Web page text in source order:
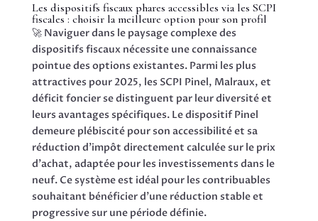
Les dispositifs fiscaux phares accessibles via les SCPI
fiscales : choisir la meilleure option pour son profil
🚀 Naviguer dans le paysage complexe des
dispositifs fiscaux nécessite une connaissance
pointue des options existantes. Parmi les plus
attractives pour 2025, les SCPI Pinel, Malraux, et
déficit foncier se distinguent par leur diversité et
leurs avantages spécifiques. Le dispositif Pinel
demeure plébiscité pour son accessibilité et sa
réduction d’impôt directement calculée sur le prix
d’achat, adaptée pour les investissements dans le
neuf. Ce système est idéal pour les contribuables
souhaitant bénéficier d’une réduction stable et
progressive sur une période définie.